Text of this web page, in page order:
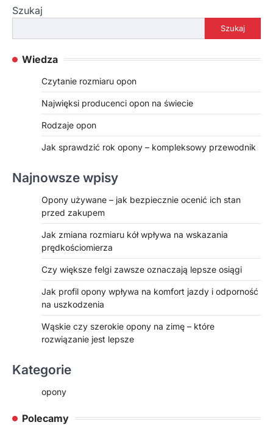
Szukaj
Szukaj
Wiedza
Czytanie rozmiaru opon
Najwięksi producenci opon na świecie
Rodzaje opon
Jak sprawdzić rok opony – kompleksowy przewodnik
Najnowsze wpisy
Opony używane – jak bezpiecznie ocenić ich stan
przed zakupem
Jak zmiana rozmiaru kół wpływa na wskazania
prędkościomierza
Czy większe felgi zawsze oznaczają lepsze osiągi
Jak profil opony wpływa na komfort jazdy i odporność
na uszkodzenia
Wąskie czy szerokie opony na zimę – które
rozwiązanie jest lepsze
Kategorie
opony
Polecamy